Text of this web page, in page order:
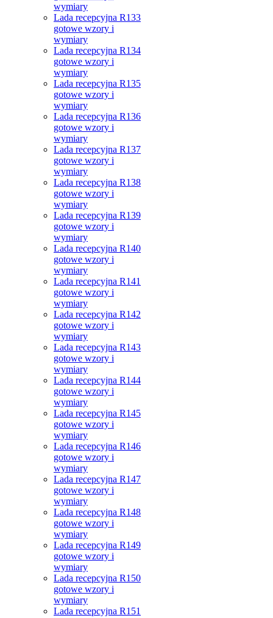
wymiary
Lada recepcyjna R133
gotowe wzory i
wymiary
Lada recepcyjna R134
gotowe wzory i
wymiary
Lada recepcyjna R135
gotowe wzory i
wymiary
Lada recepcyjna R136
gotowe wzory i
wymiary
Lada recepcyjna R137
gotowe wzory i
wymiary
Lada recepcyjna R138
gotowe wzory i
wymiary
Lada recepcyjna R139
gotowe wzory i
wymiary
Lada recepcyjna R140
gotowe wzory i
wymiary
Lada recepcyjna R141
gotowe wzory i
wymiary
Lada recepcyjna R142
gotowe wzory i
wymiary
Lada recepcyjna R143
gotowe wzory i
wymiary
Lada recepcyjna R144
gotowe wzory i
wymiary
Lada recepcyjna R145
gotowe wzory i
wymiary
Lada recepcyjna R146
gotowe wzory i
wymiary
Lada recepcyjna R147
gotowe wzory i
wymiary
Lada recepcyjna R148
gotowe wzory i
wymiary
Lada recepcyjna R149
gotowe wzory i
wymiary
Lada recepcyjna R150
gotowe wzory i
wymiary
Lada recepcyjna R151